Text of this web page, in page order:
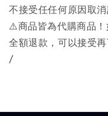
不接受任任何原因取
⚠️商品皆為代購商品！
全額退款，可以接受再
/